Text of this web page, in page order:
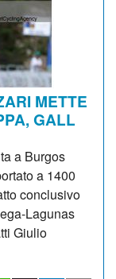
METTE
GALL
a Burgos
a 1400
conclusivo
Lagunas
Giulio